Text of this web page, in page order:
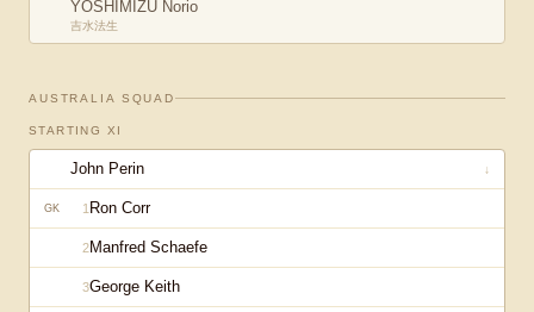
YOSHIMIZU Norio
吉水法生
AUSTRALIA SQUAD
STARTING XI
John Perin ↓
GK 1 Ron Corr
2Manfred Schaefe
3George Keith